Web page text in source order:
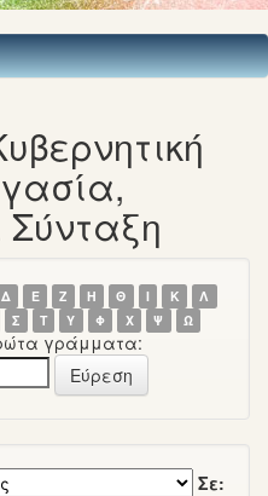
Δ Ε Ζ Η Θ Ι Κ
Λ
Σ Τ Υ Φ Χ Ψ Ω
γράμματα:
Σε: